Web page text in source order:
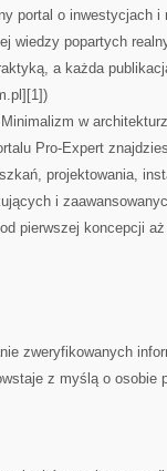
portal o inwestycjach i
wiedzy popartych
a każda
w
Pro-Expert
projektowania,
i
pierwszej koncepcji
zweryfikowanych
z myślą o osobie